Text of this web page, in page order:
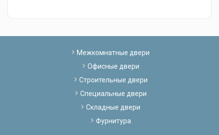
Межкомнатные двери
Офисные двери
Строительные двери
Специальные двери
Складные двери
Фурнитура